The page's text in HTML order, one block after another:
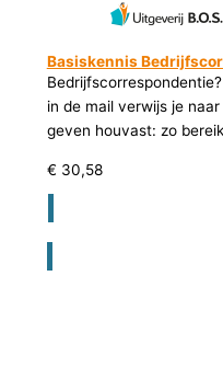
Basiskennis
in de mail verwijs je
geven houvast: zo
€ 30,58